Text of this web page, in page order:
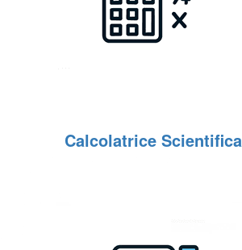
Calcolatrice Scientifica